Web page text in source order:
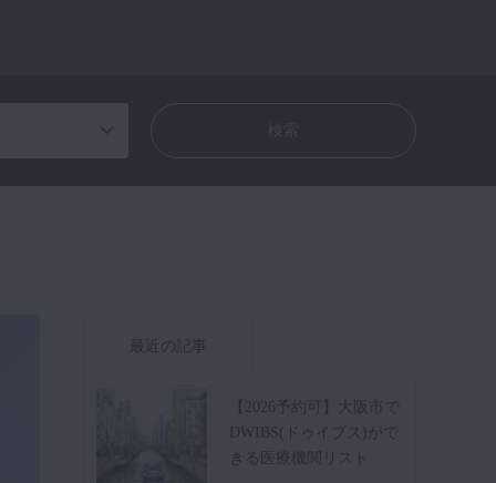
最近の記事
【2026予約可】大阪市で
DWIBS(ドゥイブス)がで
きる医療機関リスト